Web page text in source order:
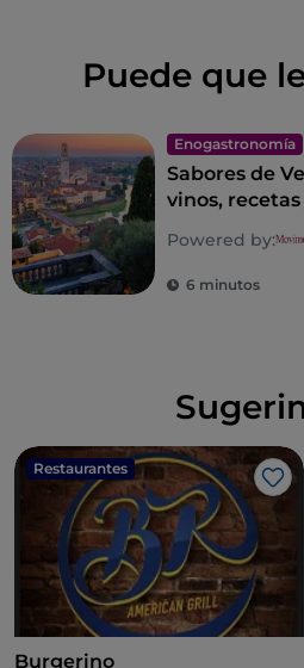
Puede que
Enogastronomía
Sabores de
vinos, recetas
lugares con
veronés
Powered by:
6 minutos
Restaurantes
Me
Burgerino